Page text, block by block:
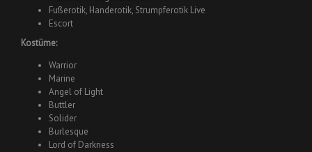
Fußerotik, Handerotik, Strumpferotik Live
Escort
Kostüme:
Warrior
Marine
Angel of Light
Buttler
Solider
Burlesque
Lord of Darkness